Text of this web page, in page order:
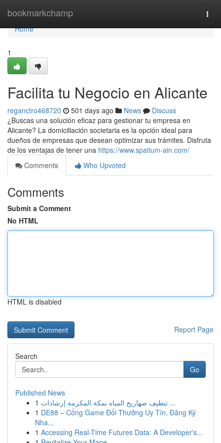
bookmarkchamp
Home
Home
1
Facilita tu Negocio en Alicante
reganctro468720 501 days ago News
Discuss
¿Buscas una solución eficaz para gestionar tu empresa en
Alicante? La domiciliación societaria es la opción ideal para
dueños de empresas que desean optimizar sus trámites. Disfruta
de los ventajas de tener una https://www.spatium-ain.com/
Comments
Who Upvoted
Comments
Submit a Comment
No HTML
HTML is disabled
Report Page
Search
Go
Published News
1
تنظيف صهاريج المياه بمكة المكرمة إرشادات ...
1 DE88 – Cổng Game Đổi Thưởng Uy Tín, Đăng Ký
Nha...
1 Accessing Real-Time Futures Data: A Developer's...